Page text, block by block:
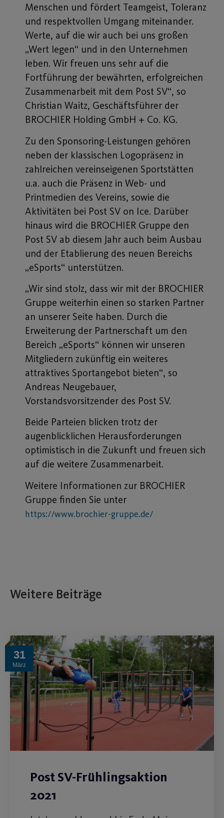
Menschen und fördert Teamgeist, Toleranz
und respektvollen Umgang miteinander.
Werte, auf die wir auch bei uns großen
„Wert legen“ und in den Unternehmen
leben. Wir freuen uns sehr auf die
Fortführung der bewährten, erfolgreichen
Zusammenarbeit mit dem Post SV“, so
Christian Waitz, Geschäftsführer der
BROCHIER Holding GmbH + Co. KG.
Zu den Sponsoring-Leistungen gehören
neben der klassischen Logopräsenz in
zahlreichen vereinseigenen Sportstätten
u.a. auch die Präsenz in Web- und
Printmedien des Vereins, sowie die
Aktivitäten bei Post SV on Ice. Darüber
hinaus wird die BROCHIER Gruppe den
Post SV ab diesem Jahr auch beim Ausbau
und der Etablierung des neuen Bereichs
„eSports“ unterstützen.
„Wir sind stolz, dass wir mit der BROCHIER
Gruppe weiterhin einen so starken Partner
an unserer Seite haben. Durch die
Erweiterung der Partnerschaft um den
Bereich „eSports“ können wir unseren
Mitgliedern zukünftig ein weiteres
attraktives Sportangebot bieten“, so
Andreas Neugebauer,
Vorstandsvorsitzender des Post SV.
Beide Parteien blicken trotz der
augenblicklichen Herausforderungen
optimistisch in die Zukunft und freuen sich
auf die weitere Zusammenarbeit.
Weitere Informationen zur BROCHIER
Gruppe finden Sie unter
https://www.brochier-gruppe.de/
Weitere Beiträge
31
März
Post SV-Frühlingsaktion
2021